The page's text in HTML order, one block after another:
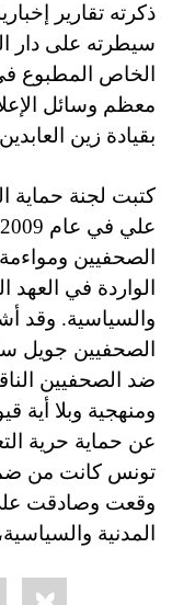
ذكرته تقارير
سيطرته على دار
الخاص المطبوع
معظم وسائل
بقيادة زين
كتبت لجنة حماية
الصحفيين
الواردة في العهد
والسياسية. وقد
الصحفيين جويل
ضد الصحفيين
ومنهجية وبلا أية
عن حماية حرية
تونس كانت من
وقعت وصادقت
المدنية